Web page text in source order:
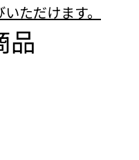
ただけます。
品